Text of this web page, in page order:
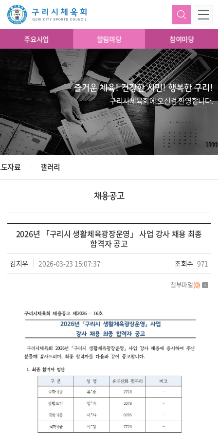
주요사업 알림마당 참여마당
즐거운 체육! 건강한 시민! 행복한 구리!
구리시체육회에 오신걸 환영합니다.
자료 갤러리
채용공고
2026년 「구리시 생활체육광장운영」 사업 강사 채용 최종
합격자 공고
김지우 2026-03-23 15:07:37 조회수 971
첨부파일(0)